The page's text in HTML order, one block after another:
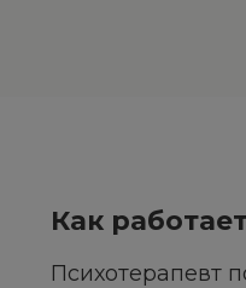
Как
Психотерапевт